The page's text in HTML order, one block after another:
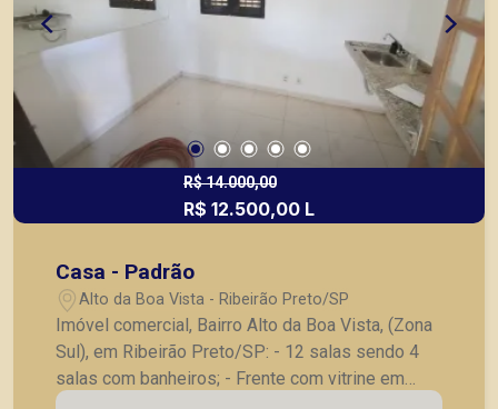
R$ 14.000,00
R$ 12.500,00 L
Casa - Padrão
Alto da Boa Vista - Ribeirão Preto/SP
Imóvel comercial, Bairro Alto da Boa Vista, (Zona
Sul), em Ribeirão Preto/SP: - 12 salas sendo 4
salas com banheiros; - Frente com vitrine em